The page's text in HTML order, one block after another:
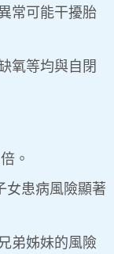
常可能干擾胎
氧等均與自閉
。
女患病風險顯著
弟姊妹的風險